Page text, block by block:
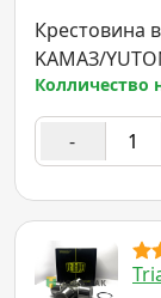
Крестовина
KAMAЗ/
Колличество
-